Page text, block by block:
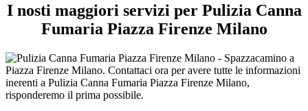
I nosti maggiori servizi per Pulizia Canna
Fumaria Piazza Firenze Milano